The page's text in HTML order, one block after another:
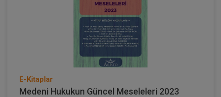
E-Kitaplar
Medeni Hukukun Güncel Meseleleri 2023